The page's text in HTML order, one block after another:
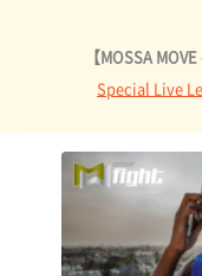
【MOSSA
Special Live